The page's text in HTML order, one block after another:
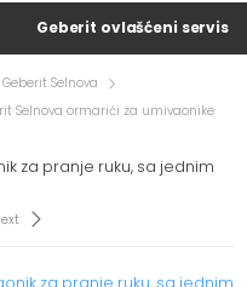
Geberit ovlašćeni servis
Geberit Selnova
Selnova ormarići za umivaonike
za pranje ruku, sa jednim